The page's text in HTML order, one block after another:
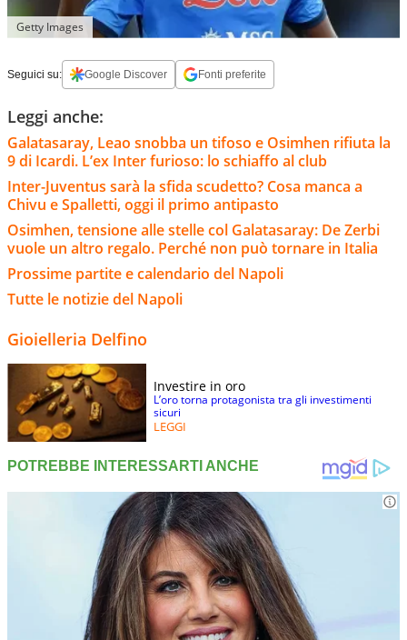
Getty Images
Seguici su: Google Discover Fonti preferite
Leggi anche:
Galatasaray, Leao snobba un tifoso e Osimhen rifiuta la
9 di Icardi. L’ex Inter furioso: lo schiaffo al club
Inter-Juventus sarà la sfida scudetto? Cosa manca a
Chivu e Spalletti, oggi il primo antipasto
Osimhen, tensione alle stelle col Galatasaray: De Zerbi
vuole un altro regalo. Perché non può tornare in Italia
Prossime partite e calendario del Napoli
Tutte le notizie del Napoli
Gioielleria Delfino
Investire in oro
L’oro torna protagonista tra gli investimenti
sicuri
LEGGI